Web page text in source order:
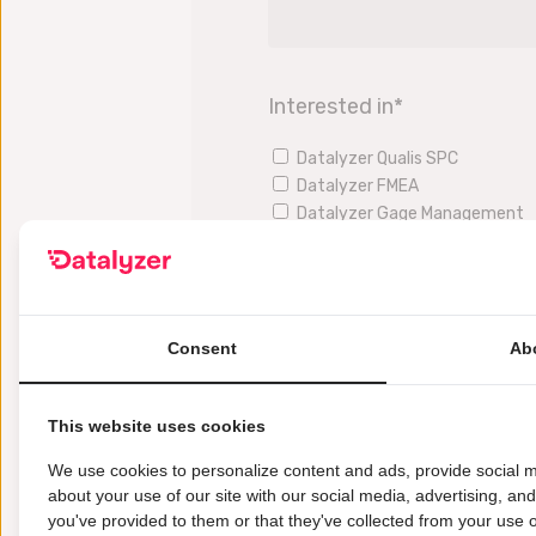
Interested in*
Datalyzer Qualis SPC
Datalyzer FMEA
Datalyzer Gage Management
Consent
This website uses cookies
We use cookies to personalize content and ads, provide social
about your use of our site with our social media, advertising,
you've provided to them or that they've collected from your use